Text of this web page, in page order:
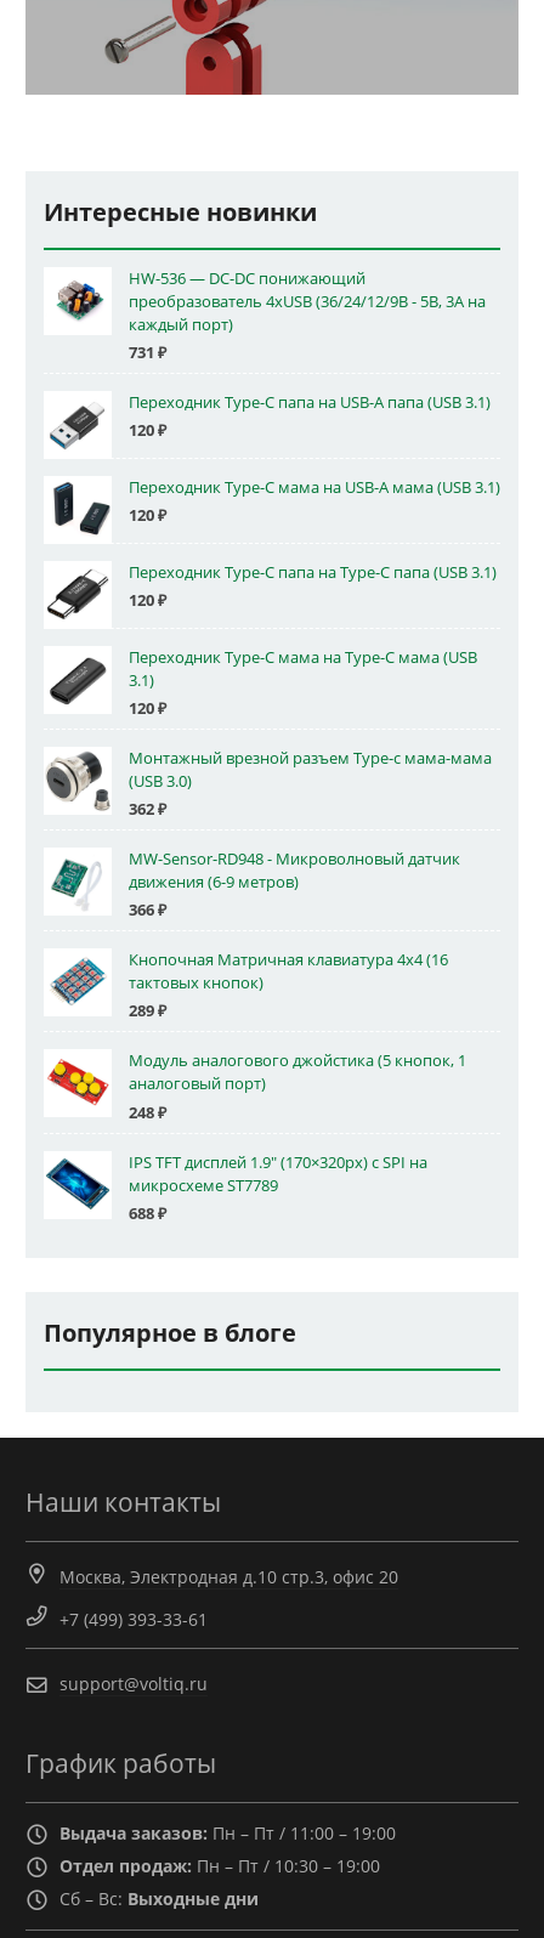
Интересные новинки
HW-536 — DC-DC понижающий
преобразователь 4xUSB (36/24/12/9В - 5В, 3А на
каждый порт)
731 ₽
Переходник Type-C папа на USB-A папа (USB 3.1)
120₽
Переходник Type-C мама на USB-A мама (USB 3.1)
120₽
Переходник Type-C папа на Type-C папа (USB 3.1)
120₽
Переходник Type-C мама на Type-C мама (USB
3.1)
120₽
Монтажный врезной разъем Type-c мама-мама
(USB 3.0)
362₽
MW-Sensor-RD948 - Микроволновый датчик
движения (6-9 метров)
366₽
Кнопочная Матричная клавиатура 4x4 (16
тактовых кнопок)
289₽
Модуль аналогового джойстика (5 кнопок, 1
аналоговый порт)
248₽
IPS TFT дисплей 1.9" (170×320px) с SPI на
микросхеме ST7789
688₽
Популярное в блоге
Наши контакты
Москва, Электродная д.10 стр.3, офис 20
+7 (499) 393-33-61
support@voltiq.ru
График работы
Выдача заказов: Пн – Пт / 11:00 – 19:00
Отдел продаж: Пн – Пт / 10:30 – 19:00
Сб – Вс: Выходные дни